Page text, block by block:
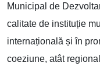
Municipal de
calitate de instituție
internațională și în
coeziune, atât